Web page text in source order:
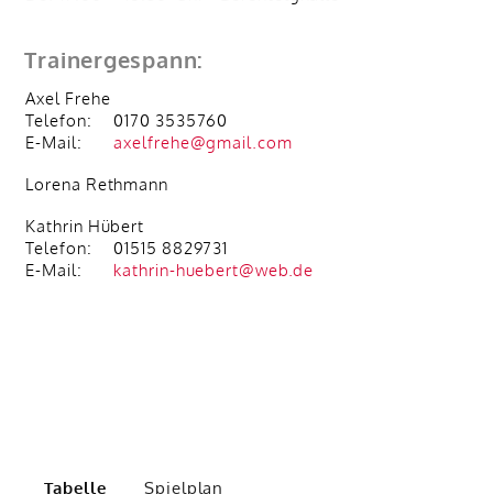
Trainergespann:
Axel Frehe
Telefon:
0170 3535760
E-Mail:
axelfrehe@gmail.com
Lorena Rethmann
Kathrin Hübert
Telefon:
01515 8829731
E-Mail:
kathrin-huebert@web.de
Tabelle Spielplan